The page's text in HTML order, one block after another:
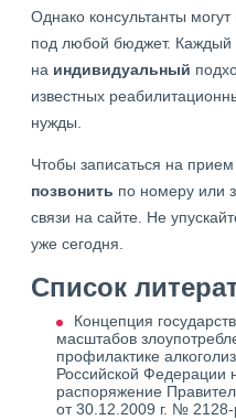
Однако консультанты
под любой бюджет. Каждый
на индивидуальный
известных
нужды.
Чтобы записаться на прием
позвонить по номеру или
связи на сайте. Не
уже сегодня.
Список
Концепция
масштабов
профилактике
Российской Федерации
распоряжение
от 30.12.2009 г. №